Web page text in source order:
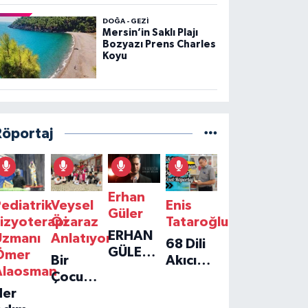
DOĞA - GEZI
Mersin’in Saklı Plajı
Bozyazı Prens Charles
Koyu
Veysel
Özaraz
Anlatıyor
Bir
Çocuğun
Erhan
Güler
ERHAN
GÜLER'IN
Enis
Tataroğlu
68 Dili
Akıcı